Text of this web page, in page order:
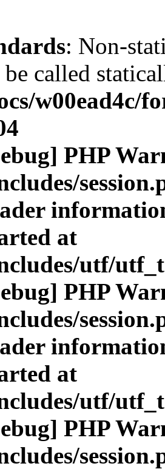
: Non-
called
w00ead4c/
PHP
at
utf/
PHP
at
utf/
PHP